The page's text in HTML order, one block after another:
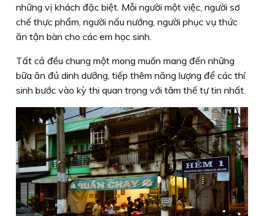
những vị khách đặc biệt. Mỗi người một việc, người sơ
chế thực phẩm, người nấu nướng, người phục vụ thức
ăn tận bàn cho các em học sinh.
Tất cả đều chung một mong muốn mang đến những
bữa ăn đủ dinh dưỡng, tiếp thêm năng lượng để các thí
sinh bước vào kỳ thi quan trọng với tâm thế tự tin nhất.